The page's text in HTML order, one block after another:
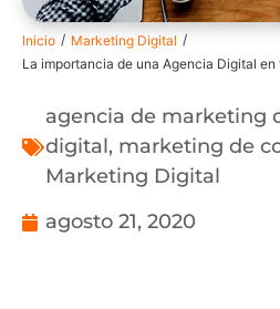
Inicio / Marketing Digital /
La importancia de una Agencia Digital
agencia de marketing
digital, marketing de
Marketing Digital
agosto 21, 2020